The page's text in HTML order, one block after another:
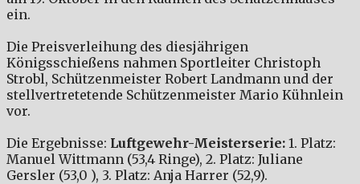
ein.
Die Preisverleihung des diesjährigen
Königsschießens nahmen Sportleiter Christoph
Strobl, Schützenmeister Robert Landmann und der
stellvertretetende Schützenmeister Mario Kühnlein
vor.
Die Ergebnisse: Luftgewehr-Meisterserie: 1. Platz:
Manuel Wittmann (53,4 Ringe), 2. Platz: Juliane
Gersler (53,0 ), 3. Platz: Anja Harrer (52,9).